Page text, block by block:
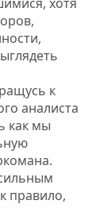
к
аналиста
как мы
правило,